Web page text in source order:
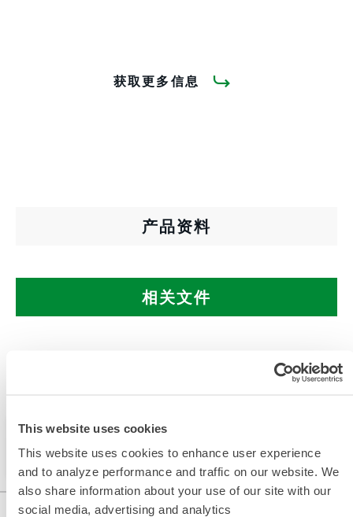
This website uses cookies
This website uses cookies to enhance user experience
and to analyze performance and traffic on our website. We
also share information about your use of our site with our
social media, advertising and analytics
获取更多信息
产品资料
相关文件
此产品通常不在您所在的区域销售。您可以在页面顶部
更改您的区域。